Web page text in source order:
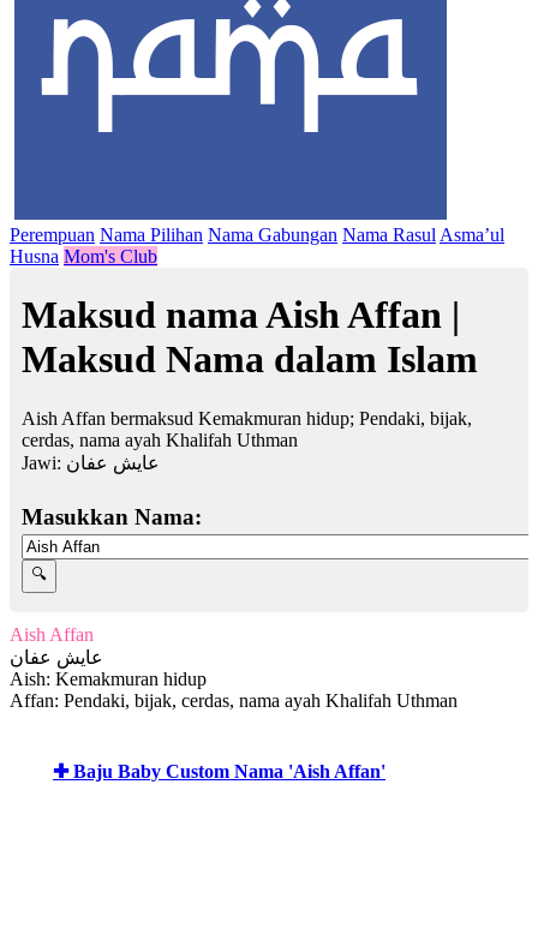
Perempuan Nama Pilihan Nama Gabungan Nama Rasul Asma’ul
Husna Mom's Club
Maksud nama Aish Affan |
Maksud Nama dalam Islam
Aish Affan bermaksud Kemakmuran hidup; Pendaki, bijak,
cerdas, nama ayah Khalifah Uthman
Jawi: عايش عفان
Masukkan Nama:
Aish Affan
عايش عفان
Aish: Kemakmuran hidup
Affan: Pendaki, bijak, cerdas, nama ayah Khalifah Uthman
✚ Baju Baby Custom Nama 'Aish Affan'